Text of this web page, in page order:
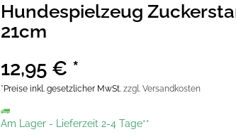
Hundespielzeug
21cm
12,95 € *
*Preise inkl. gesetzlicher MwSt.zzgl. Versandkosten
Am Lager - Lieferzeit 2-4 Tage**